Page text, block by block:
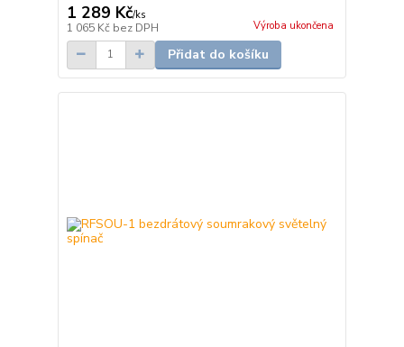
1 289 Kč/ks
1 065 Kč bez DPH Výroba ukončena
Přidat do košíku